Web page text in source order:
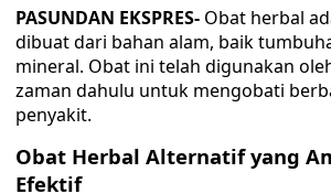
PASUNDAN EKSPRES- Obat herbal
dibuat dari bahan alam, baik
mineral. Obat ini telah digunakan
zaman dahulu untuk mengobati
penyakit.
Obat Herbal Alternatifyang
Efektif